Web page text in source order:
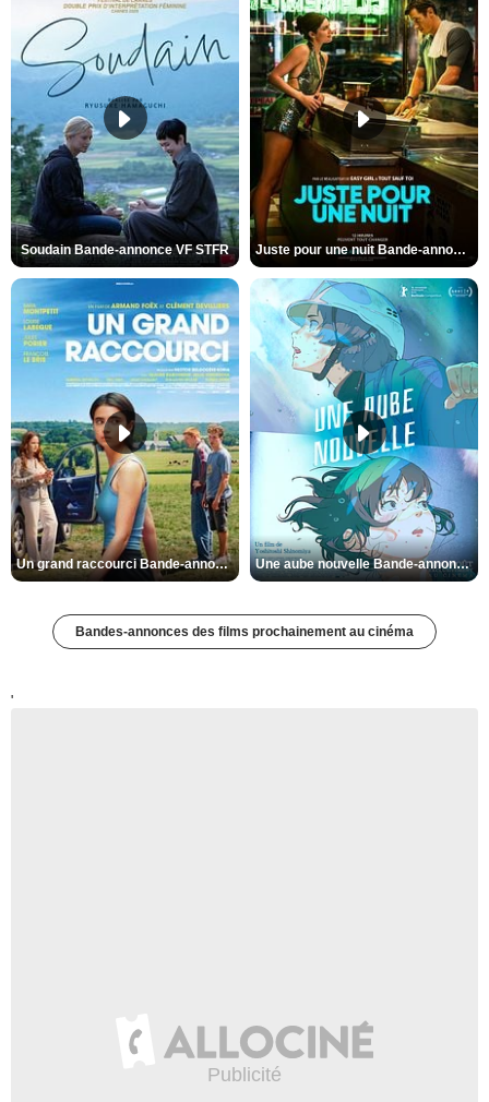
Soudain Bande-annonce VF STFR Juste pour une nuit Bande-annonce VO STFR
Un grand raccourci Bande-annonce VF Une aube nouvelle Bande-annonce VO STFR
Bandes-annonces des films prochainement au cinéma
'